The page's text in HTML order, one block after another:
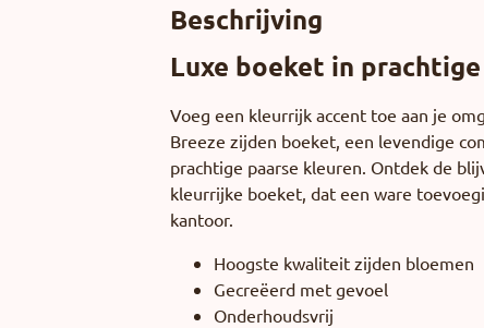
Beschrijving
Luxe boeket in
Voeg een kleurrijk accent toe aan je
Breeze zijden boeket, een levendige
prachtige paarse kleuren. Ontdek de
kleurrijke boeket, dat een ware
kantoor.
Hoogste kwaliteit zijden bloemen
Gecreëerd met gevoel
Onderhoudsvrij